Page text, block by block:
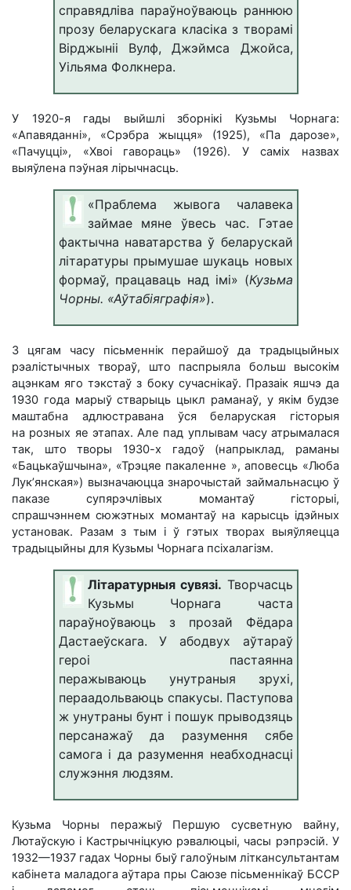
справядліва параўноўваюць раннюю
прозу беларускага класіка з творамі
Вірджыніі Вулф, Джэймса Джойса,
Уільяма Фолкнера.
У 1920-я гады выйшлі зборнікі Кузьмы Чорнага:
«Апaвядaннi», «Сpэбpa жыцця» (1925), «Пa дapoзe»,
«Пaчyццi», «Хвoi гaвopaць» (1926). У саміх назвах
выяўлена пэўная лірычнасць.
«Праблема жывога чалавека
займае мяне ўвесь час. Гэтае
фактычна наватарстваў беларускай
літаратуры прымушае шукаць новых
формаў, працаваць над імі» (Кузьма
Чорны. «Аўтабіяграфія»).
З цягам часу пісьменнік перайшоў да традыцыйных
рэалістычных твораў, што паспрыяла больш высокім
ацэнкам яго тэкстаў з боку сучаснікаў. Празаік яшчэ да
1930 года марыў стварыць цыкл раманаў, у якім будзе
маштабна адлюстравана ўся беларуская гісторыя
на розных яе этапах. Але пад уплывам часу атрымалася
так, што творы 1930-х гадоў (напрыклад, раманы
«Бацькаўшчына», «Трэцяе пакаленне », аповесць «Люба
Лук’янская») вызначаюцца знарочыстай займальнасцю ў
паказе супярэчлівых момантаў гісторыі,
спрашчэннем сюжэтных момантаў на карысць ідэйных
установак. Разам з тым і ў гэтых творах выяўляецца
традыцыйны для Кузьмы Чорнага псіхалагізм.
Літаратурныя сувязі. Творчасць
Кузьмы Чорнага часта
параўноўваюць з прозай Фёдара
Дастаеўскага. У абодвух аўтараў
героі пастаянна
перажываюць унутраныя зрухі,
пераадольваюць спакусы. Паступова
ж унутраны бунт і пошук прыводзяць
персанажаў да разумення сябе
самога і да разумення неабходнасці
служэння людзям.
Кузьма Чорны перажыў Першую сусветную вайну,
Лютаўскую і Кастрычніцкую рэвалюцыі, часы рэпрэсій. У
1932—1937 гадах Чорны быў галоўным літкансультантам
кабінета маладога аўтара пры Саюзе пісьменнікаў БССР